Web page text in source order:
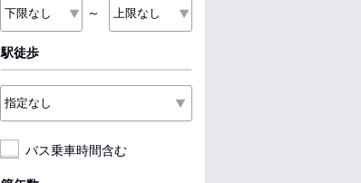
～
駅徒歩
バス乗車時間含む